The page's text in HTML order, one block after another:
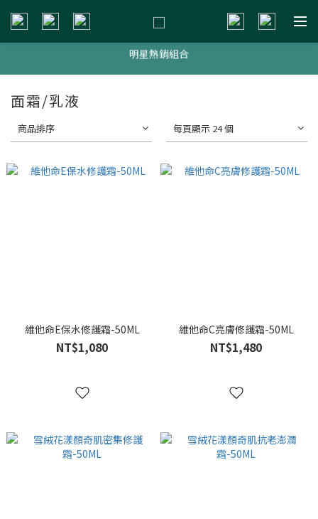
新會員贈$200購物金
明星熱銷組合
新會員贈$200購物金
面霜/乳液
商品排序 每頁顯示 24 個
維他命E保水修護霜-50ML
NT$1,080
維他命C亮膚修護霜-50ML
NT$1,480